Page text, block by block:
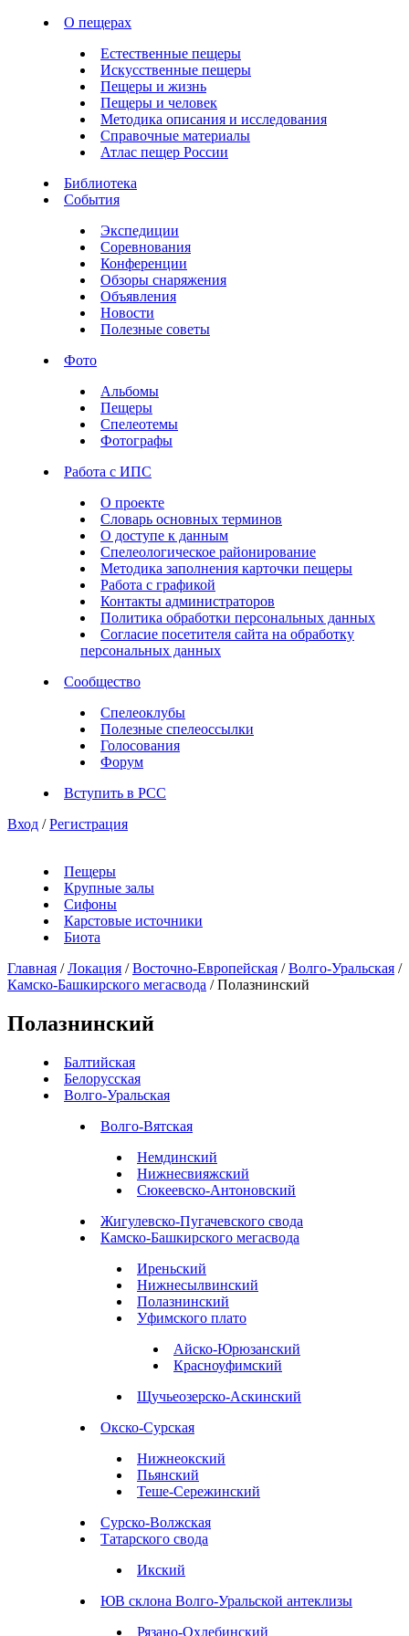
О пещерах
Естественные пещеры
Искусственные пещеры
Пещеры и жизнь
Пещеры и человек
Методика описания и исследования
Справочные материалы
Атлас пещер России
Библиотека
События
Экспедиции
Соревнования
Конференции
Обзоры снаряжения
Объявления
Новости
Полезные советы
Фото
Альбомы
Пещеры
Спелеотемы
Фотографы
Работа с ИПС
О проекте
Словарь основных терминов
О доступе к данным
Спелеологическое районирование
Методика заполнения карточки пещеры
Работа с графикой
Контакты администраторов
Политика обработки персональных данных
Согласие посетителя сайта на обработку
персональных данных
Сообщество
Спелеоклубы
Полезные спелеоссылки
Голосования
Форум
Вступить в РСС
Вход / Регистрация
Пещеры
Крупные залы
Сифоны
Карстовые источники
Биота
Главная / Локация / Восточно-Европейская / Волго-Уральская /
Камско-Башкирского мегасвода / Полазнинский
Полазнинский
Балтийская
Белорусская
Волго-Уральская
Волго-Вятская
Немдинский
Нижнесвияжский
Сюкеевско-Антоновский
Жигулевско-Пугачевского свода
Камско-Башкирского мегасвода
Иреньский
Нижнесылвинский
Полазнинский
Уфимского плато
Айско-Юрюзанский
Красноуфимский
Щучьеозерско-Аскинский
Окско-Сурская
Нижнеокский
Пьянский
Теше-Сережинский
Сурско-Волжская
Татарского свода
Икский
ЮВ склона Волго-Уральской антеклизы
Рязано-Охлебинский